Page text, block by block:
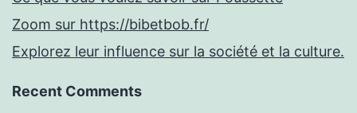
Zoom sur https://bibetbob.fr/
Explorez leur influence sur la société et la culture.
Recent Comments